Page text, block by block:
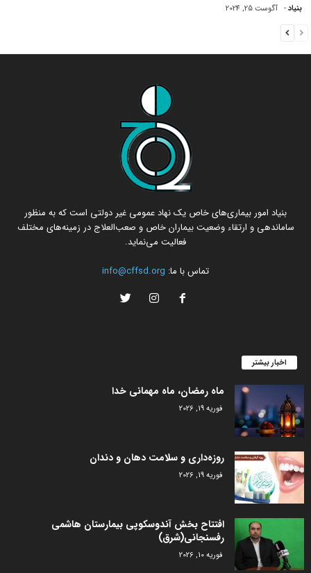
بنیاد- آگوست 25, 2024
بنیاد امور بیماری‌های خاص یک نهاد عمومی غیر دولتی است که به منظور
ساماندهی و ارتقاء وضعیت بیماران خاص و صعب‌العلاج در زمینه‌های مختلف
فعالیت می‌نماید.
تماس با ما: info@cffsd.org
اخبار بیشتر
ماه رمضان، ماه مهمانی خدا
فوریه 19, 2026
روزه‌داری و سلامت دهان و دندان
فوریه 19, 2026
افتتاح بخش آندوسکوپی بیمارستان هاشمی
رفسنجانی(شرق)
فوریه 10, 2026